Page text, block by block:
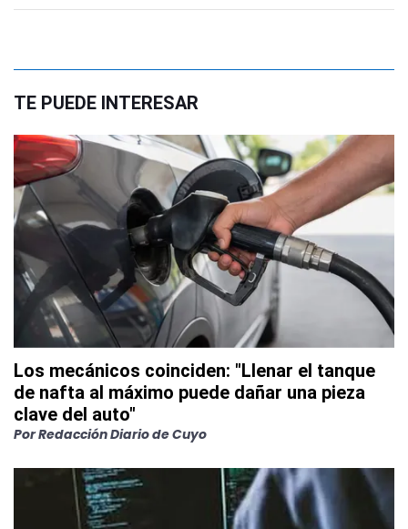
TE PUEDE INTERESAR
Los mecánicos coinciden: "Llenar el tanque
de nafta al máximo puede dañar una pieza
clave del auto"
PorRedacción Diario de Cuyo